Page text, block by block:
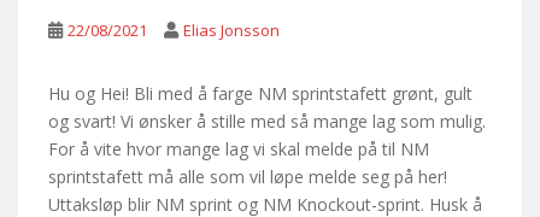
22/08/2021 Elias Jonsson
Hu og Hei! Bli med å farge NM sprintstafett grønt, gult
og svart! Vi ønsker å stille med så mange lag som mulig.
For å vite hvor mange lag vi skal melde på til NM
sprintstafett må alle som vil løpe melde seg på her!
Uttaksløp blir NM sprint og NM Knockout-sprint. Husk å